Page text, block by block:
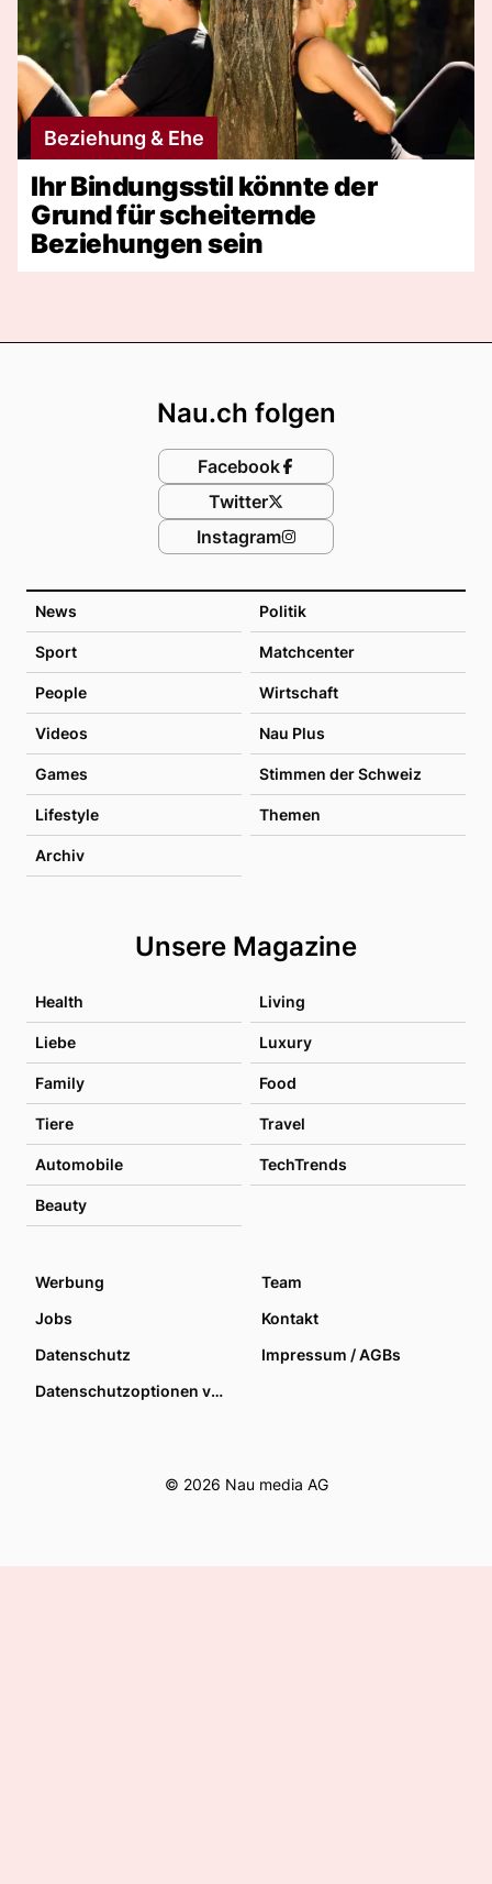
Beziehung & Ehe
Ihr Bindungsstil könnte der
Grund für scheiternde
Beziehungen sein
News Politik
Sport Matchcenter
People Wirtschaft
Videos Nau Plus
Games Stimmen der Schweiz
Lifestyle Themen
Archiv
Unsere Magazine
Health Living
Liebe Luxury
Family Food
Tiere Travel
Automobile TechTrends
Beauty
Nau.ch folgen
Facebook
Twitter
Instagram
Werbung
Team
Jobs
Kontakt
Datenschutz
Impressum / AGBs
Datenschutzoptionen verwalten
© 2026 Nau media AG